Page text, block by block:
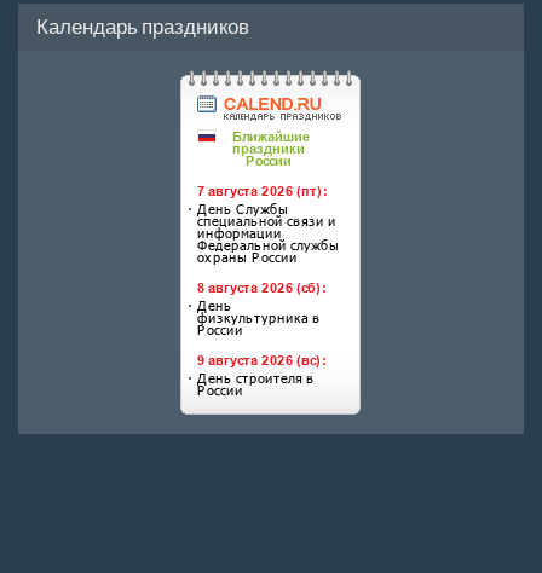
Календарь праздников